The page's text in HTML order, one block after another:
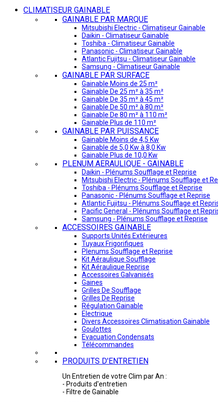
CLIMATISEUR GAINABLE
GAINABLE PAR MARQUE
Mitsubishi Electric - Climatiseur Gainable
Daikin - Climatiseur Gainable
Toshiba - Climatiseur Gainable
Panasonic - Climatiseur Gainable
Atlantic Fujitsu - Climatiseur Gainable
Samsung - Climatiseur Gainable
GAINABLE PAR SURFACE
Gainable Moins de 25 m²
Gainable De 25 m² à 35 m²
Gainable De 35 m² à 45 m²
Gainable De 50 m² à 80 m²
Gainable De 80 m² à 110 m²
Gainable Plus de 110 m²
GAINABLE PAR PUISSANCE
Gainable Moins de 4,5 Kw
Gainable de 5,0 Kw à 8,0 Kw
Gainable Plus de 10,0 Kw
PLENUM AERAULIQUE - GAINABLE
Daikin - Plénums Soufflage et Reprise
Mitsubishi Electric - Plénums Soufflage et
Toshiba - Plénums Soufflage et Reprise
Panasonic - Plénums Soufflage et Reprise
Atlantic Fujitsu - Plénums Soufflage et
Pacific General - Plénums Soufflage et
Samsung - Plénums Soufflage et Reprise
ACCESSOIRES GAINABLE
Supports Unités Extérieures
Tuyaux Frigorifiques
Plenums Soufflage et Reprise
Kit Aéraulique Soufflage
Kit Aéraulique Reprise
Accessoires Galvanisés
Gaines
Grilles De Soufflage
Grilles De Reprise
Régulation Gainable
Electrique
Divers Accessoires Climatisation Gainable
Goulottes
Evacuation Condensats
Télécommandes
PRODUITS D'ENTRETIEN
Un Entretien de votre Clim par An :
- Produits d'entretien
- Filtre de Gainable